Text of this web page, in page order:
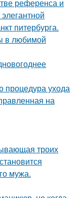
референса и
питербурга.
в любимой
процедура ухода
на
троих
мужа.